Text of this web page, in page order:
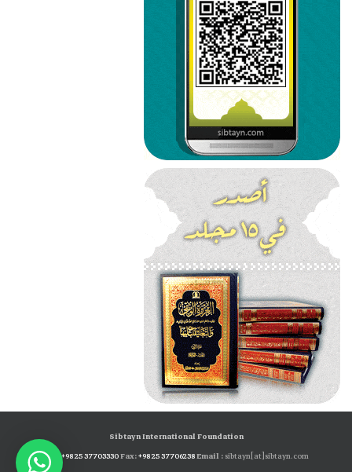
Sibtayn International Foundation
Tel:
+98 25 37703330Fax:+98 25 37706238Email :sibtayn[at]sibtayn.com